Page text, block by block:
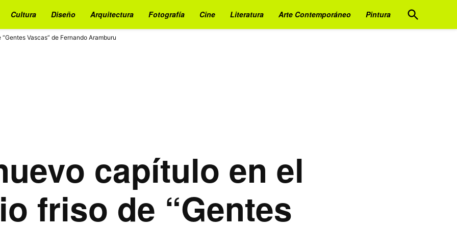
Cultura Diseño Arquitectura Fotografía Cine Literatura Arte Contemporáneo Pintura
Open
Search
Vascas” de Fernando Aramburu
capítulo en el
friso de “Gentes